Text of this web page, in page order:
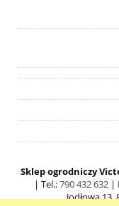
Sklep ogrodniczy
| Tel.:790 432 632 |
Jodłowa